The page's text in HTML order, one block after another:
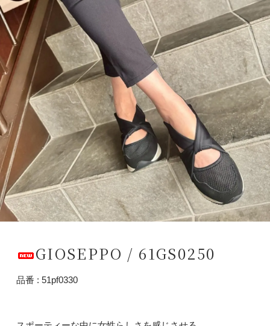
GIOSEPPO / 61GS0250
品番 : 51pf0330